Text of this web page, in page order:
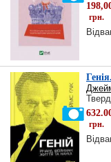
грн.
грн.